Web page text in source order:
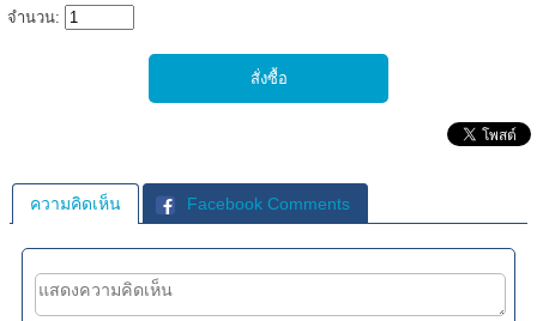
จำนวน:
ความคิดเห็น Facebook Comments